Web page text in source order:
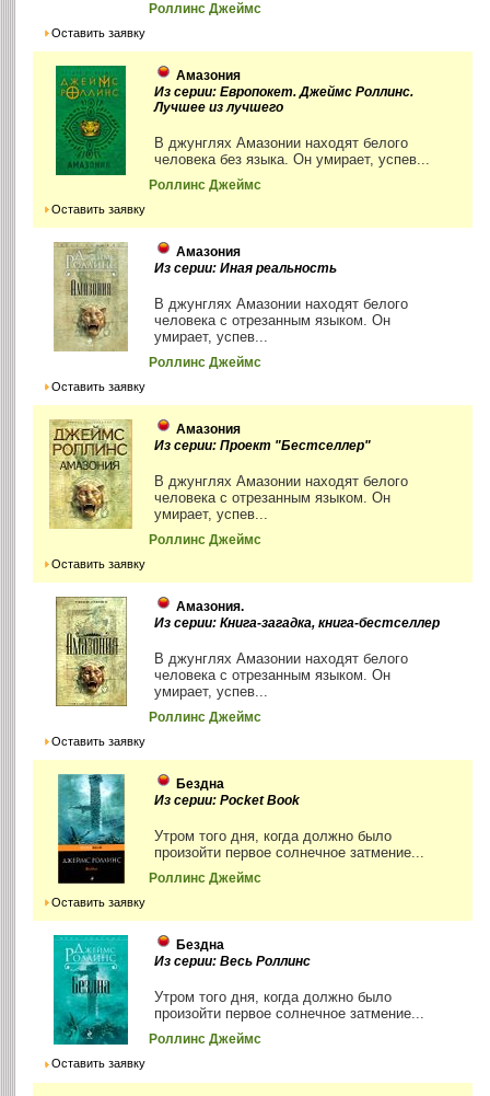
Роллинс Джеймс
Оставить заявку
Амазония
Из серии: Европокет. Джеймс Роллинс.
Лучшее из лучшего
В джунглях Амазонии находят белого
человека без языка. Он умирает, успев...
Роллинс Джеймс
Оставить заявку
Амазония
Из серии: Иная реальность
В джунглях Амазонии находят белого
человека с отрезанным языком. Он
умирает, успев...
Роллинс Джеймс
Оставить заявку
Амазония
Из серии: Проект "Бестселлер"
В джунглях Амазонии находят белого
человека с отрезанным языком. Он
умирает, успев...
Роллинс Джеймс
Оставить заявку
Амазония.
Из серии: Книга-загадка, книга-бестселлер
В джунглях Амазонии находят белого
человека с отрезанным языком. Он
умирает, успев...
Роллинс Джеймс
Оставить заявку
Бездна
Из серии: Pocket Book
Утром того дня, когда должно было
произойти первое солнечное затмение...
Роллинс Джеймс
Оставить заявку
Бездна
Из серии: Весь Роллинс
Утром того дня, когда должно было
произойти первое солнечное затмение...
Роллинс Джеймс
Оставить заявку